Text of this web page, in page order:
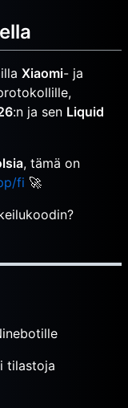
Xiaomi- ja
:n ja sen Liquid
, tämä on
fi 🚀
tilastoja